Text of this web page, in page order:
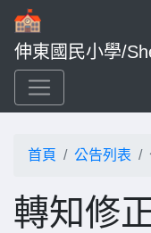
伸東國民小學/
首頁 公告列表
轉知修